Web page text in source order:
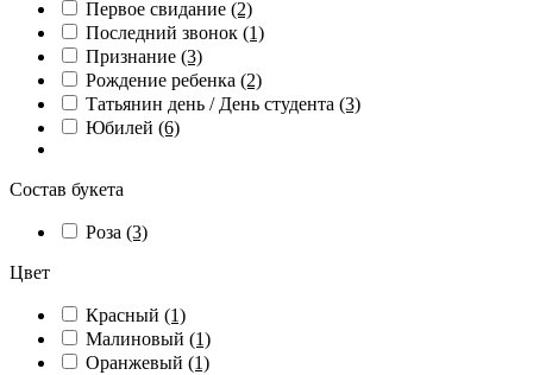
Первое свидание (2)
Последний звонок (1)
Признание (3)
Рождение ребенка (2)
Татьянин день / День студента (3)
Юбилей (6)
Состав букета
Роза (3)
Цвет
Красный (1)
Малиновый (1)
Оранжевый (1)